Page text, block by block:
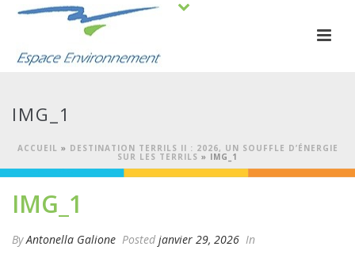
IMG_1
ACCUEIL » DESTINATION TERRILS II : 2026, UN SOUFFLE D’ÉNERGIE
SUR LES TERRILS » IMG_1
IMG_1
ByAntonella Galione Posted janvier 29, 2026 In